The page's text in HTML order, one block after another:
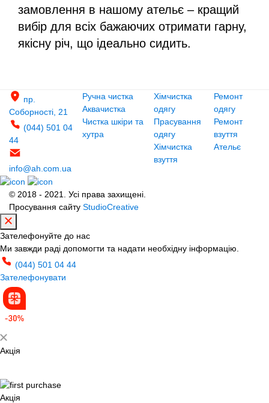
замовлення в нашому ательє – кращий
вибір для всіх бажаючих отримати гарну,
якісну річ, що ідеально сидить.
пр.
Соборності, 21
(044) 501 04
44
info@ah.com.ua
Ручна чистка
Аквачистка
Чистка шкіри та
хутра
Хімчистка
одягу
Прасування
одягу
Хімчистка
взуття
Ремонт
одягу
Ремонт
взуття
Ательє
© 2018 - 2021. Усі права захищені.
Просування сайту StudioCreative
Зателефонуйте до нас
Ми завжди раді допомогти та надати необхідну інформацію.
(044) 501 04 44
Зателефонувати
Акція
Акція